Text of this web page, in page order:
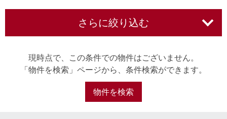
さらに絞り込む
現時点で、この条件での物件はございません。
「物件を検索」ページから、条件検索ができます。
物件を検索